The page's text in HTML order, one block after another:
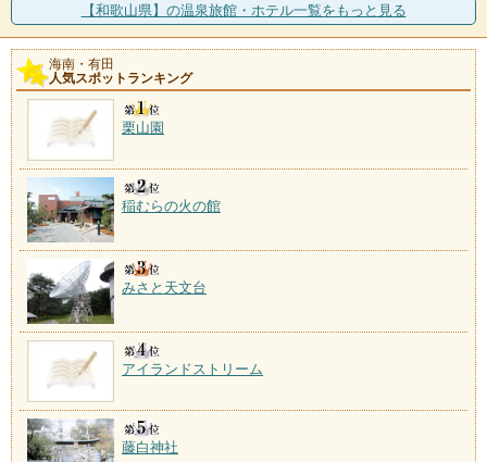
四方をすべて山に囲まれた中紀の集落にある温泉。周
辺は水の美しさでも知ら
【和歌山県】の温泉旅館・ホテル一覧をもっと見る
海南・有田
人気スポットランキング
栗山園
稲むらの火の館
みさと天文台
アイランドストリーム
藤白神社